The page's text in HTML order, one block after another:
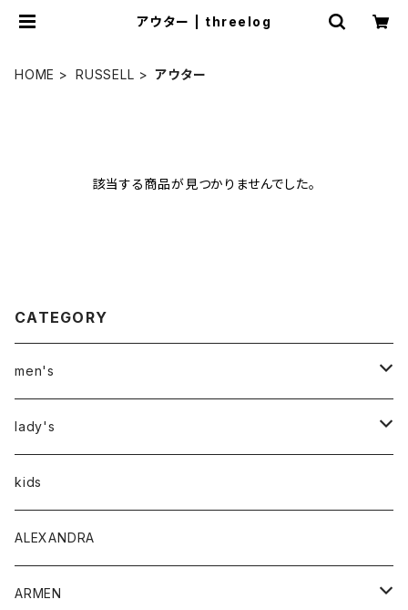
アウター | threelog
HOME RUSSELL アウター
該当する商品が見つかりませんでした。
CATEGORY
men's
アウター
トップス
Tシャツ
シャツ
ボトムス
lady's
アウター
トップス
Tシャツ・カットソー
ボトムス
kids
ALEXANDRA
ARMEN